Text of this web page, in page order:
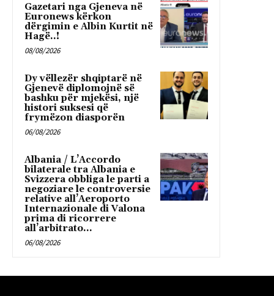
Gazetari nga Gjeneva në
Euronews kërkon
dërgimin e Albin Kurtit në
Hagë..!
08/08/2026
Dy vëllezër shqiptarë në
Gjenevë diplomojnë së
bashku për mjekësi, një
histori suksesi që
frymëzon diasporën
06/08/2026
Albania / L’Accordo
bilaterale tra Albania e
Svizzera obbliga le parti a
negoziare le controversie
relative all’Aeroporto
Internazionale di Valona
prima di ricorrere
all’arbitrato...
06/08/2026